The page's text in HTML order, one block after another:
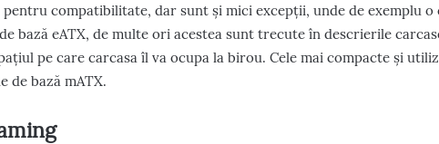
compatibilitate, dar sunt și mici excepții, unde de exemplu o
bază eATX, de multe ori acestea sunt trecute în descrierile
pe care carcasa îl va ocupa la birou. Cele mai compacte și
de bază mATX.